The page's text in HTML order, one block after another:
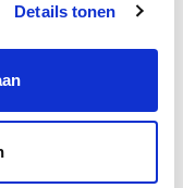
Details tonen
van